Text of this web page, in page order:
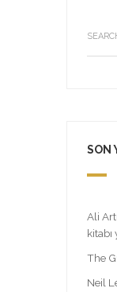
SON
Ali
kitabı
The
Neil